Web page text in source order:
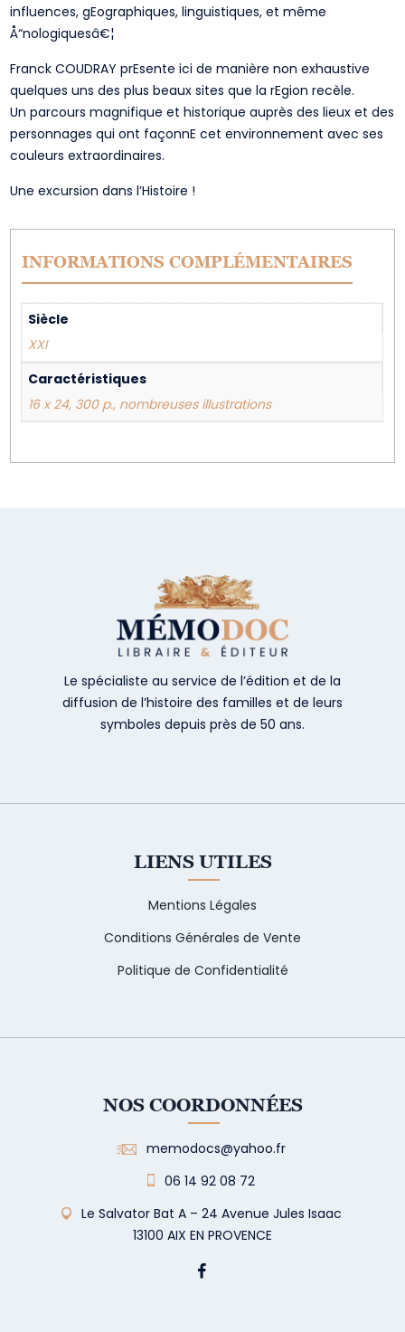
influences, gEographiques, linguistiques, et même
Å“nologiquesâ€¦
Franck COUDRAY prEsente ici de manière non exhaustive
quelques uns des plus beaux sites que la rEgion recèle.
Un parcours magnifique et historique auprès des lieux et des
personnages qui ont façonnE cet environnement avec ses
couleurs extraordinaires.
Une excursion dans l’Histoire !
INFORMATIONS COMPLÉMENTAIRES
Siècle
XXI
Caractéristiques
16 x 24, 300 p., nombreuses illustrations
Le spécialiste au service de l’édition et de la
diffusion de l’histoire des familles et de leurs
symboles depuis près de 50 ans.
LIENS UTILES
Mentions Légales
Conditions Générales de Vente
Politique de Confidentialité
NOS COORDONNÉES
memodocs@yahoo.fr
06 14 92 08 72
Le Salvator Bat A – 24 Avenue Jules Isaac
13100 AIX EN PROVENCE